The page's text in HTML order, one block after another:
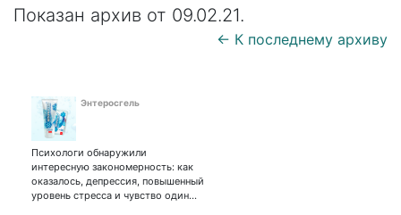
Показан архив от 09.02.21.
← К последнему архиву
Энтеросгель
Психологи обнаружили
интересную закономерность: как
оказалось, депрессия, повышенный
уровень стресса и чувство один…